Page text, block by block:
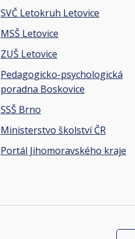
SVČ Letokruh Letovice
MSŠ Letovice
ZUŠ Letovice
Pedagogicko-psychologická
poradna Boskovice
SSŠ Brno
Ministerstvo školství ČR
Portál Jihomoravského kraje